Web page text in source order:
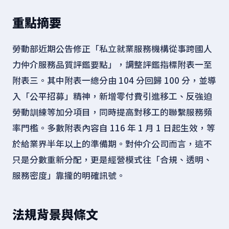
重點摘要
勞動部近期公告修正「私立就業服務機構從事跨國人
力仲介服務品質評鑑要點」，調整評鑑指標附表一至
附表三。其中附表一總分由 104 分回歸 100 分，並導
入「公平招募」精神，新增零付費引進移工、反強迫
勞動訓練等加分項目，同時提高對移工的聯繫服務頻
率門檻。多數附表內容自 116 年 1 月 1 日起生效，等
於給業界半年以上的準備期。對仲介公司而言，這不
只是分數重新分配，更是經營模式往「合規、透明、
服務密度」靠攏的明確訊號。
法規背景與條文